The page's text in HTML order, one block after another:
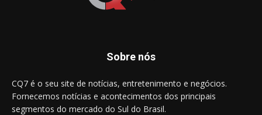
Sobre nós
CQ7 é o seu site de notícias, entretenimento e negócios.
Fornecemos notícias e acontecimentos dos principais
segmentos do mercado do Sul do Brasil.